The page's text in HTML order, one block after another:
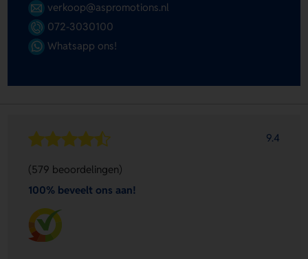
verkoop@aspromotions.nl
072-3030100
Whatsapp ons!
9.4
(579 beoordelingen)
100% beveelt ons aan!